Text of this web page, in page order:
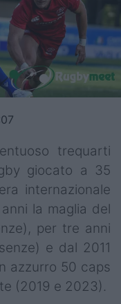
trequarti
giocato a 35
internazionale
la maglia del
per tre anni
e dal 2011
azzurro 50 caps
(2019 e 2023).